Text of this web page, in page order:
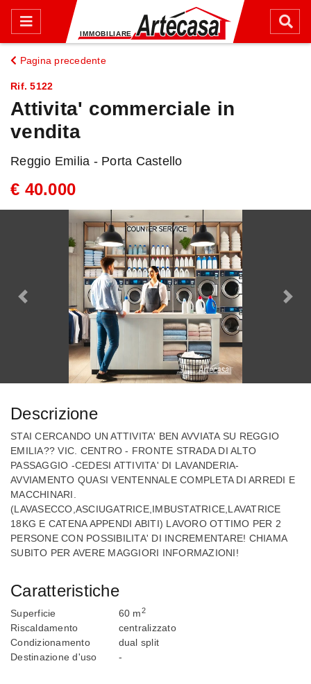
Rif. 5122
Attivita' commerciale in
vendita
Pagina precedente
Reggio Emilia - Porta Castello
€ 40.000
Descrizione
STAI CERCANDO UN ATTIVITA' BEN AVVIATA SU REGGIO
EMILIA?? VIC. CENTRO - FRONTE STRADA DI ALTO
PASSAGGIO -CEDESI ATTIVITA' DI LAVANDERIA-
AVVIAMENTO QUASI VENTENNALE COMPLETA DI ARREDI E
MACCHINARI.
(LAVASECCO,ASCIUGATRICE,IMBUSTATRICE,LAVATRICE
18KG E CATENA APPENDI ABITI) LAVORO OTTIMO PER 2
PERSONE CON POSSIBILITA' DI INCREMENTARE! CHIAMA
SUBITO PER AVERE MAGGIORI INFORMAZIONI!
Caratteristiche
Superficie 60 m2
Riscaldamento
centralizzato
Condizionamento
dual split
Destinazione d'uso
-